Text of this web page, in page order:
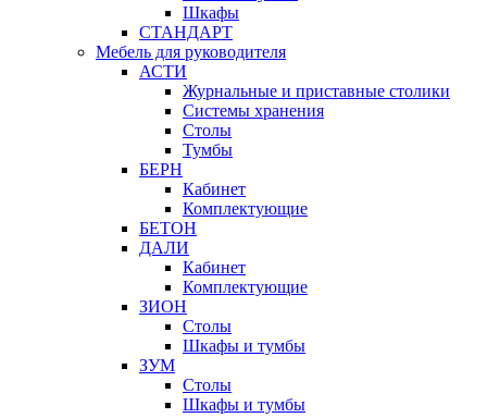
Шкафы
СТАНДАРТ
Мебель для руководителя
АСТИ
Журнальные и приставные столики
Системы хранения
Столы
Тумбы
БЕРН
Кабинет
Комплектующие
БЕТОН
ДАЛИ
Кабинет
Комплектующие
ЗИОН
Столы
Шкафы и тумбы
ЗУМ
Столы
Шкафы и тумбы